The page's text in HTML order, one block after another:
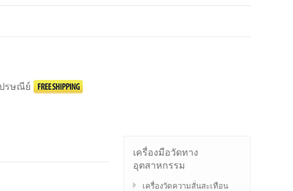
รษณีย์
เครื่องมือวัดทาง
อุตสาหกรรม
เครื่องวัดความสั่นสะเทือน